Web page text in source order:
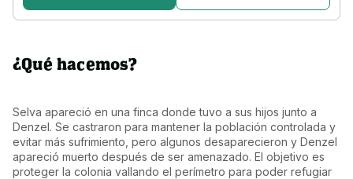
¿Qué hacemos?
Selva apareció en una finca donde tuvo a sus hijos junto a
Denzel. Se castraron para mantener la población controlada y
evitar más sufrimiento, pero algunos desaparecieron y Denzel
apareció muerto después de ser amenazado. El objetivo es
proteger la colonia vallando el perímetro para poder refugiar